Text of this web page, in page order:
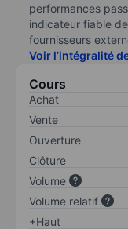
performances
indicateur fiable
fournisseurs
Voir l’intégralité
Cours
Achat
Vente
Ouverture
Clôture
Volume
Volume relatif
+Haut